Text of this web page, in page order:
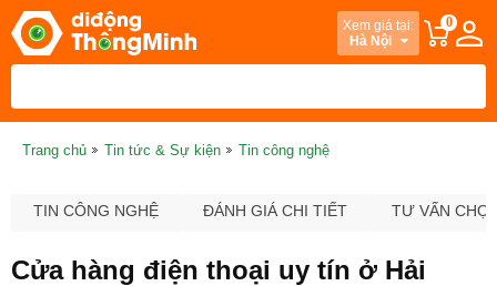
Xem giá tại:
Hà Nội
0
Trang chủ Tin tức & Sự kiện Tin công nghệ
TIN CÔNG NGHỆ ĐÁNH GIÁ CHI TIẾT TƯ VẤN
Cửa hàng điện thoại uy tín ở Hải